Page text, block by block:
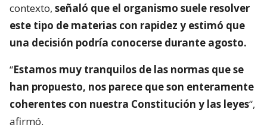
contexto, señaló que el organismo suele resolver
este tipo de materias con rapidez y estimó que
una decisión podría conocerse durante agosto.
“Estamos muy tranquilos de las normas que se
han propuesto, nos parece que son enteramente
coherentes con nuestra Constitución y las leyes“,
afirmó.